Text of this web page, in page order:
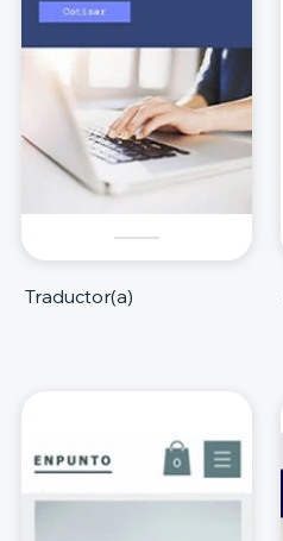
Traductor(a)